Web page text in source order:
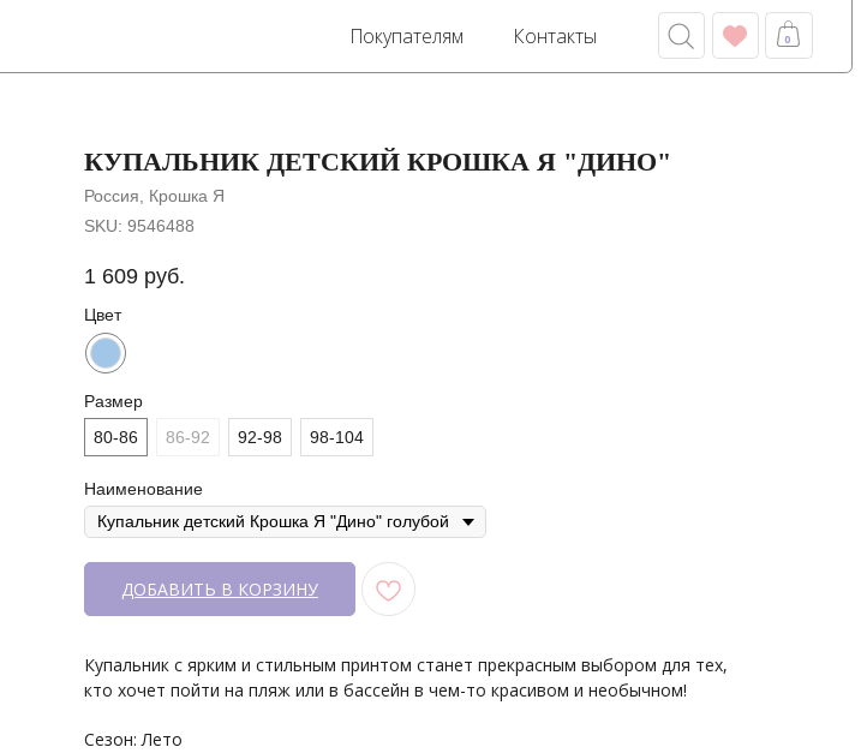
Контакты
КУПАЛЬНИК ДЕТСКИЙ КРОШКА Я "ДИНО"
Россия, Крошка Я
SKU: 9546488
1 609 руб.
Цвет
Размер
80-86
86-92 92-98 98-104
Наименование
ДОБАВИТЬ В КОРЗИНУ
Купальник с ярким и стильным принтом станет прекрасным выбором для тех,
кто хочет пойти на пляж или в бассейн в чем-то красивом и необычном!
Сезон: Лето